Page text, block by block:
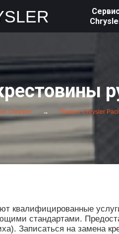
Chrysler Ремонт Chrysler
квалифицированные
стандартами.
Записаться на замена